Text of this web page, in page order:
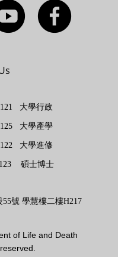
大學行政
大學產學
大學進修
碩士博士
號 學慧樓二樓H217
of Life and Death